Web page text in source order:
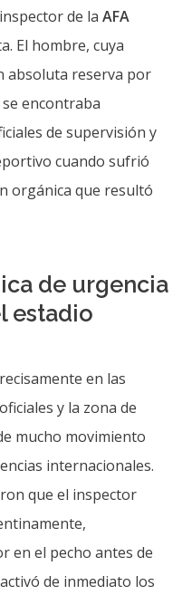
de la AFA
El hombre, cuya
absoluta reserva por
encontraba
de supervisión y
cuando sufrió
orgánica que resultó
de urgencia
estadio
en las
y la zona de
mucho movimiento
internacionales.
que el inspector
en el pecho antes de
de inmediato los